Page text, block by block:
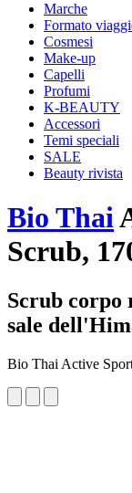
Marche
Formato
Cosmesi
Make-up
Capelli
Profumi
K-BEAUTY
Accessori
Temi speciali
SALE
Beauty rivista
Bio Thai
Scrub,
Scrub corpo
sale
Bio Thai Active